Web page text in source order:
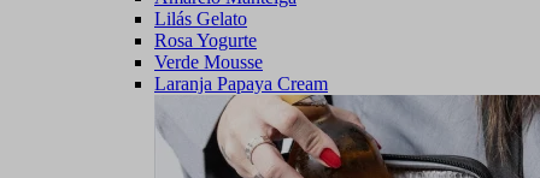
Lilás Gelato
Rosa Yogurte
Verde Mousse
Laranja Papaya Cream